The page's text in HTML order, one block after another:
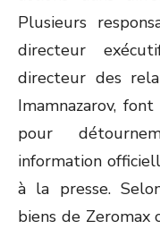
Plusieurs
directeur
directeur des
Imamnazarov,
pour
information
à la presse.
biens de Zeromax